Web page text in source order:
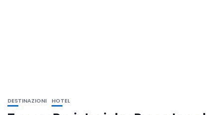
DESTINAZIONI HOTEL